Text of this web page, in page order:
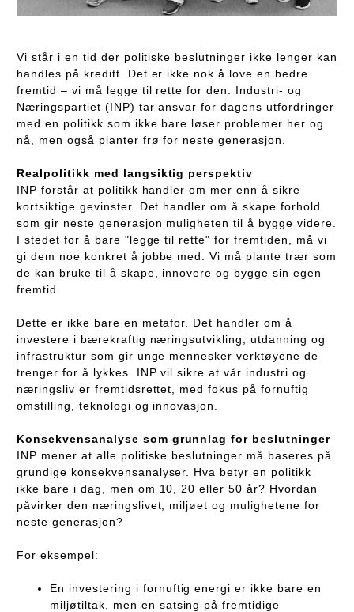
Vi står i en tid der politiske beslutninger ikke lenger kan
handles på kreditt. Det er ikke nok å love en bedre
fremtid – vi må legge til rette for den. Industri- og
Næringspartiet (INP) tar ansvar for dagens utfordringer
med en politikk som ikke bare løser problemer her og
nå, men også planter frø for neste generasjon.
Realpolitikk med langsiktig perspektiv
INP forstår at politikk handler om mer enn å sikre
kortsiktige gevinster. Det handler om å skape forhold
som gir neste generasjon muligheten til å bygge videre.
I stedet for å bare "legge til rette" for fremtiden, må vi
gi dem noe konkret å jobbe med. Vi må plante trær som
de kan bruke til å skape, innovere og bygge sin egen
fremtid.
Dette er ikke bare en metafor. Det handler om å
investere i bærekraftig næringsutvikling, utdanning og
infrastruktur som gir unge mennesker verktøyene de
trenger for å lykkes. INP vil sikre at vår industri og
næringsliv er fremtidsrettet, med fokus på fornuftig
omstilling, teknologi og innovasjon.
Konsekvensanalyse som grunnlag for beslutninger
INP mener at alle politiske beslutninger må baseres på
grundige konsekvensanalyser. Hva betyr en politikk
ikke bare i dag, men om 10, 20 eller 50 år? Hvordan
påvirker den næringslivet, miljøet og mulighetene for
neste generasjon?
For eksempel:
En investering i fornuftig energi er ikke bare en
miljøtiltak, men en satsing på fremtidige